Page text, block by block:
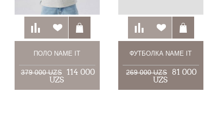
ПОЛО NAME IT
379 000 UZS
114 000
UZS
ФУТБОЛКА NAME IT
269 000 UZS
81 000
UZS